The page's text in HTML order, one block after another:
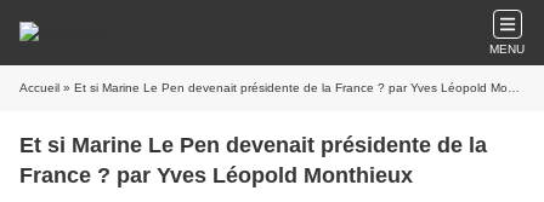
MENU
Accueil » Et si Marine Le Pen devenait présidente de la France ? par Yves Léopold Monthieux
Et si Marine Le Pen devenait présidente de la
France ? par Yves Léopold Monthieux